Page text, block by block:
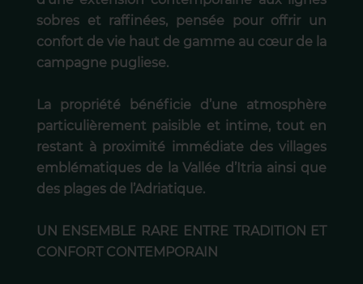
sobres et raffinées, pensée pour offrir un
confort de vie haut de gamme au cœur de la
campagne pugliese.
La propriété bénéficie d’une atmosphère
particulièrement paisible et intime, tout en
restant à proximité immédiate des villages
emblématiques de la Vallée d’Itria ainsi que
des plages de l’Adriatique.
UN ENSEMBLE RARE ENTRE TRADITION ET
CONFORT CONTEMPORAIN